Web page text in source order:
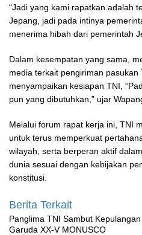
“Jadi yang kami rapatkan adalah
Jepang, jadi pada intinya
menerima hibah dari pemerintah
Dalam kesempatan yang sama,
media terkait pengiriman pasukan
menyampaikan kesiapan TNI,
pun yang dibutuhkan,” ujar
Melalui forum rapat kerja ini, TNI
untuk terus memperkuat
wilayah, serta berperan aktif
dunia sesuai dengan kebijakan
konstitusi.
Berita Terkait
Panglima TNI Sambut
Garuda XX-V MONUSCO